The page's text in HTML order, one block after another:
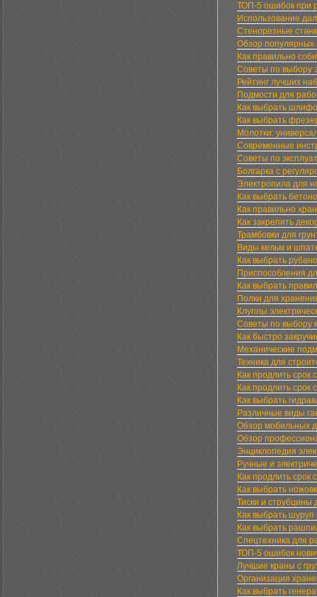
ТОП-5 ошибок при
Использование
Стенорезные
Обзор популярных
Как правильно
Советы по выбору
Рейтинг лучших
Подмости для
Как выбрать
Как выбрать
Молотки:
Современные
Советы по
Болгарка с
Электропила для
Как выбрать
Как правильно
Как закрепить
Трамбовки для
Виды кельм и
Как выбрать
Приспособления
Как выбрать
Полки для
Клуппы
Советы по выбору
Как быстро
Механические
Техника для
Как продлить срок
Как продлить срок
Как выбрать
Различные виды
Обзор мобильных
Обзор
Энциклопедия
Ручные и
Как продлить срок
Как выбрать
Тиски и струбцины
Как выбрать
Как выбрать
Спецтехника для
ТОП-5 ошибок
Лучшие краны с
Организация
Как выбрать